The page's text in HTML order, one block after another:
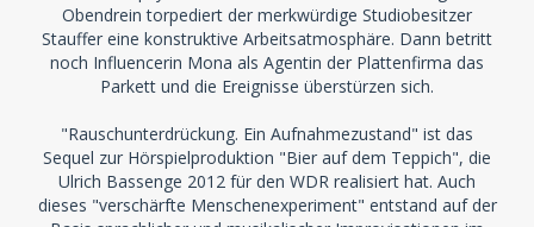
Obendrein torpediert der merkwürdige Studiobesitzer
Stauffer eine konstruktive Arbeitsatmosphäre. Dann betritt
noch Influencerin Mona als Agentin der Plattenfirma das
Parkett und die Ereignisse überstürzen sich.
"Rauschunterdrückung. Ein Aufnahmezustand" ist das
Sequel zur Hörspielproduktion "Bier auf dem Teppich", die
Ulrich Bassenge 2012 für den WDR realisiert hat. Auch
dieses "verschärfte Menschenexperiment" entstand auf der